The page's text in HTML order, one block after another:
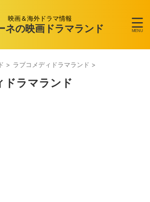
映画＆海外ドラマ情報
ネの映画ドラマランド
> ラブコメディドラマランド >
ドラマランド